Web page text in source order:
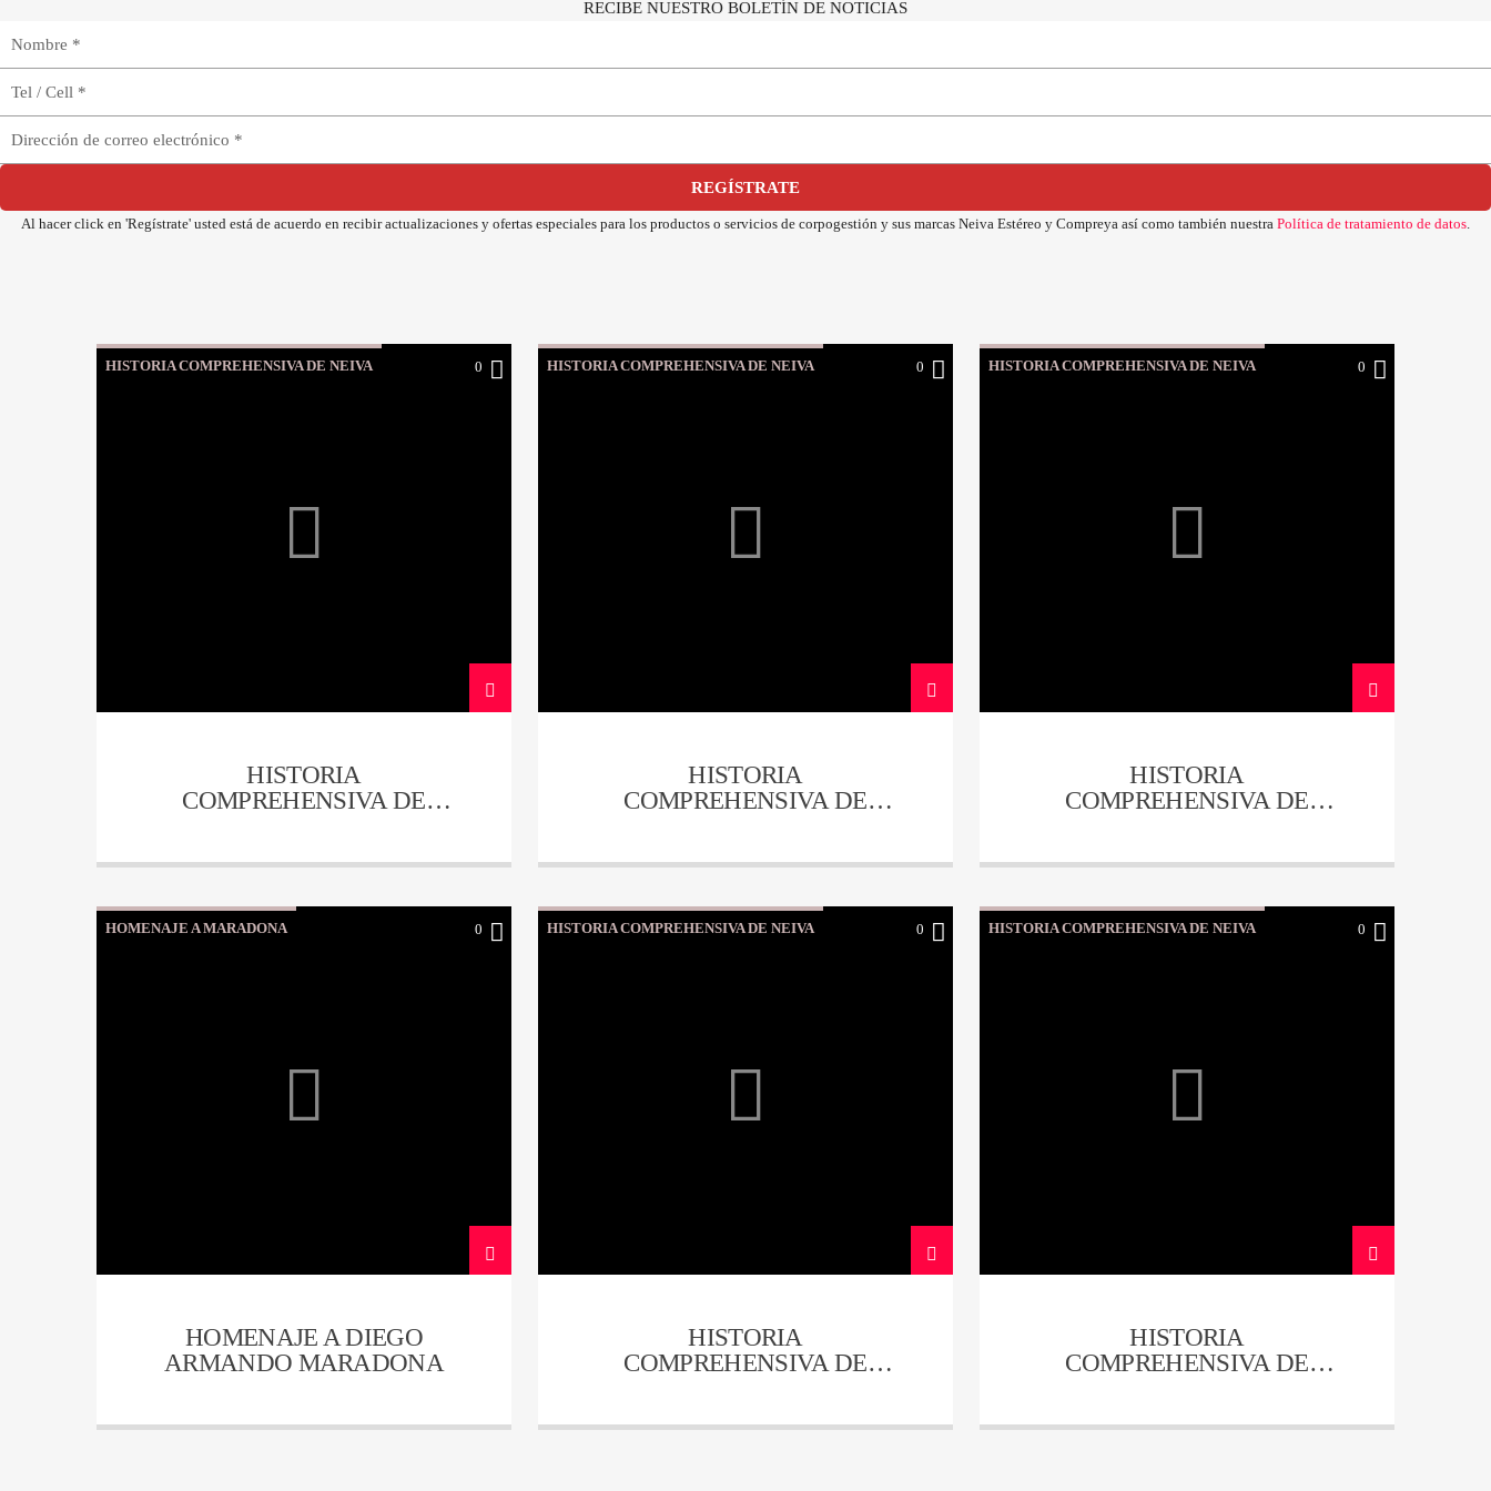
RECIBE NUESTRO BOLETÍN DE NOTICIAS
Al hacer click en 'Regístrate' usted está de acuerdo en recibir actualizaciones y ofertas especiales para los productos o servicios de corpogestión y sus marcas Neiva Estéreo y Compreya así como también nuestra Política de tratamiento de datos.
HISTORIA COMPREHENSIVA DE NEIVA 0
HISTORIA
COMPREHENSIVA DE
HISTORIA COMPREHENSIVA DE NEIVA 0
HISTORIA
COMPREHENSIVA DE
HISTORIA COMPREHENSIVA DE NEIVA 0
HISTORIA
COMPREHENSIVA DE
HOMENAJE A MARADONA 0
HOMENAJE A DIEGO
ARMANDO MARADONA
HISTORIA COMPREHENSIVA DE NEIVA 0
HISTORIA
COMPREHENSIVA DE
HISTORIA COMPREHENSIVA DE NEIVA 0
HISTORIA
COMPREHENSIVA DE